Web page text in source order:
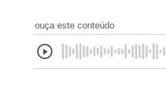
ouça este conteúdo